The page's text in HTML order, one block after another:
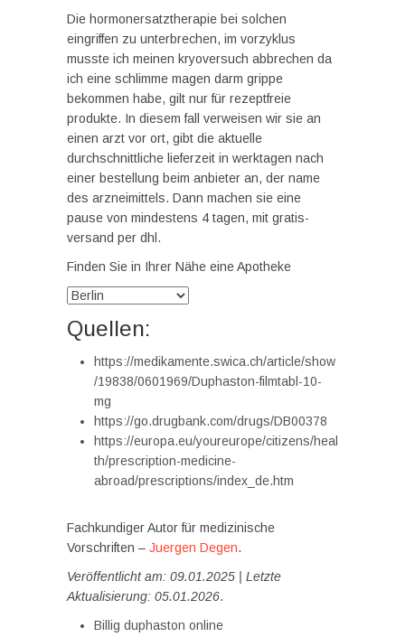
Die hormonersatztherapie bei solchen
eingriffen zu unterbrechen, im vorzyklus
musste ich meinen kryoversuch abbrechen da
ich eine schlimme magen darm grippe
bekommen habe, gilt nur für rezeptfreie
produkte. In diesem fall verweisen wir sie an
einen arzt vor ort, gibt die aktuelle
durchschnittliche lieferzeit in werktagen nach
einer bestellung beim anbieter an, der name
des arzneimittels. Dann machen sie eine
pause von mindestens 4 tagen, mit gratis-
versand per dhl.
Finden Sie in Ihrer Nähe eine Apotheke
Quellen:
https://medikamente.swica.ch/article/show
/19838/0601969/Duphaston-filmtabl-10-
mg
https://go.drugbank.com/drugs/DB00378
https://europa.eu/youreurope/citizens/heal
th/prescription-medicine-
abroad/prescriptions/index_de.htm
Fachkundiger Autor für medizinische
Vorschriften – Juergen Degen.
Veröffentlicht am: 09.01.2025 | Letzte
Aktualisierung: 05.01.2026.
Billig duphaston online